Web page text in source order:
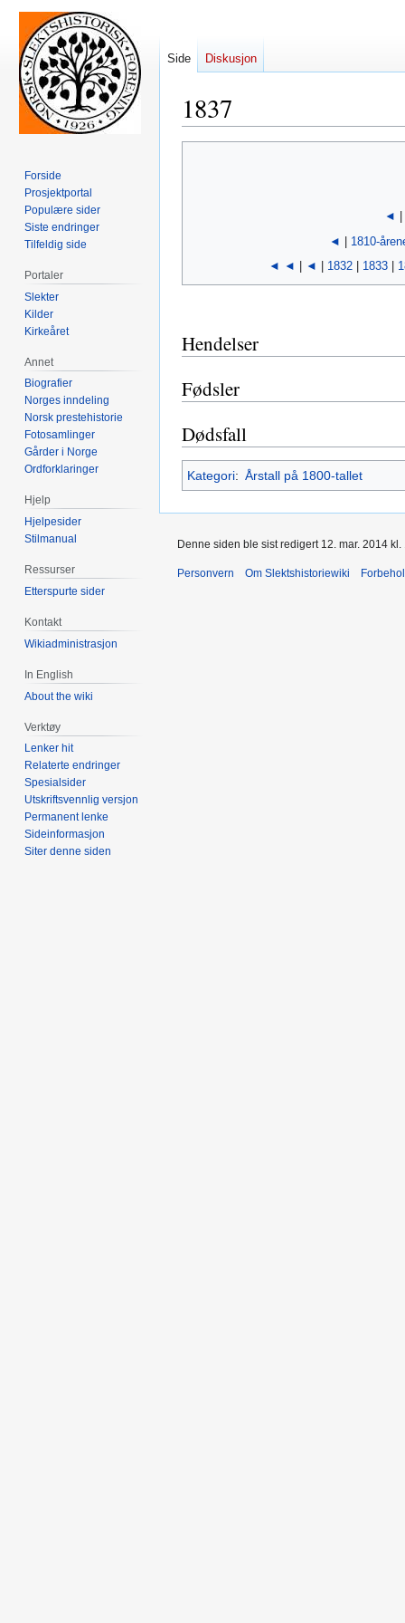
1837
◄
◄ | 1810-
◄ ◄
◄ 1832 1833
Hendelser
Fødsler
Dødsfall
Kategori: Årstall på 1800-tallet
Side Diskusjon
Forside
Prosjektportal
Populære sider
Siste endringer
Tilfeldig side
Portaler
Slekter
Kilder
Kirkeåret
Annet
Biografier
Norges inndeling
Norsk prestehistorie
Fotosamlinger
Gårder i Norge
Ordforklaringer
Hjelp
Hjelpesider
Stilmanual
Ressurser
Etterspurte sider
Kontakt
Wikiadministrasjon
In English
About the wiki
Verktøy
Lenker hit
Relaterte endringer
Spesialsider
Utskriftsvennlig versjon
Permanent lenke
Sideinformasjon
Siter denne siden
Denne siden ble sist redigert 12. mar. 2014 kl.
Personvern Om Slektshistoriewiki